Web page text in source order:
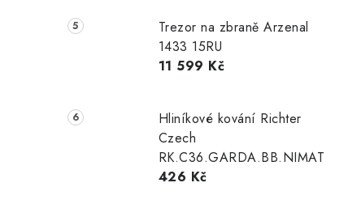
Trezor na zbraně Arzenal
1433 15RU
11 599 Kč
Hliníkové kování Richter
Czech
RK.C36.GARDA.BB.NIMAT
426 Kč